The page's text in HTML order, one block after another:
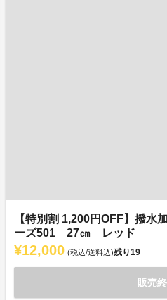
【特別割 1,200円OFF】撥水
ーズ501 27㎝ レッド
¥12,000 (税込/送料込)残り19
販売